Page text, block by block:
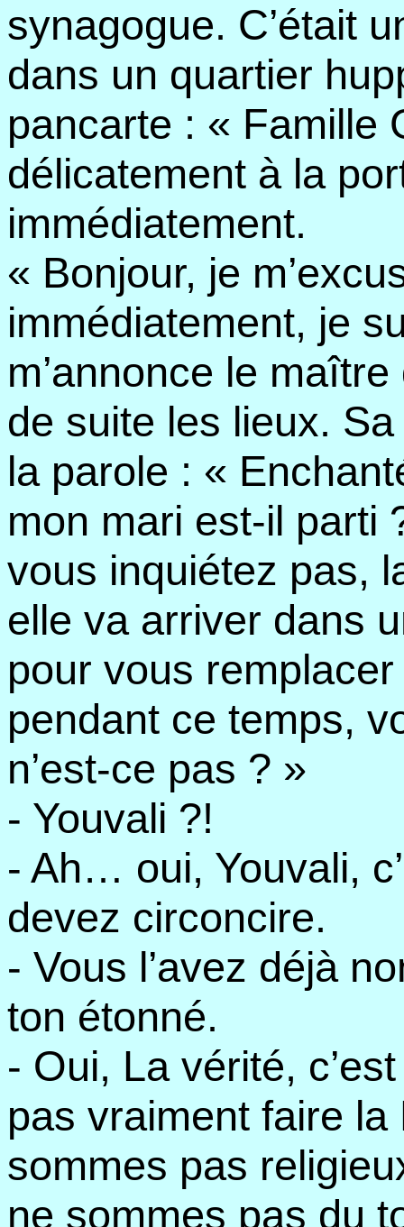
synagogue. C’était
dans un quartier
pancarte : « Famille
délicatement à la
immédiatement.
« Bonjour, je
immédiatement, je
m’annonce le
de suite les lieux.
la parole : «
mon mari est-il parti
vous inquiétez pas,
elle va arriver dans
pour vous
pendant ce temps,
n’est-ce pas ? »
- Youvali ?!
- Ah… oui, Youvali,
devez circoncire.
- Vous l’avez déjà
ton étonné.
- Oui, La vérité,
pas vraiment faire
sommes pas
ne sommes pas du